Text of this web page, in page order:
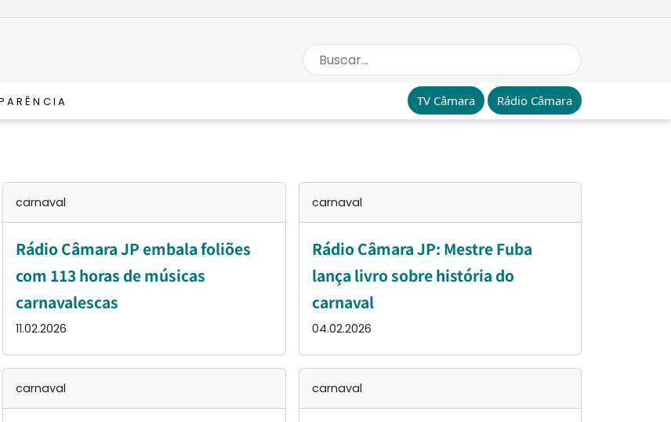
TV Câmara Rádio Câmara
carnaval
Rádio Câmara JP embala foliões
com 113 horas de músicas
carnavalescas
11.02.2026
carnaval
Rádio Câmara JP: Mestre Fuba
lança livro sobre história do
carnaval
04.02.2026
carnaval carnaval